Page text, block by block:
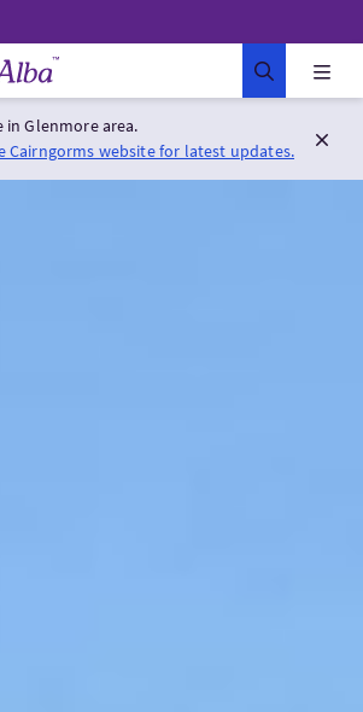
Glenmore area.
Cairngorms website for latest updates.